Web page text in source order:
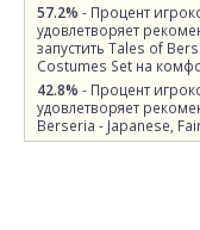
57.2% - Процент
удовлетворяет
запустить Tales of
Costumes Set на
42.8% - Процент
удовлетворяет
Berseria - Japanese,